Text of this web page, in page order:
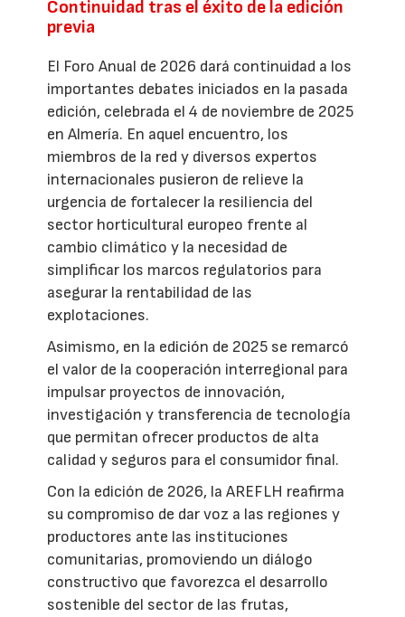
Continuidad tras el éxito de la edición
previa
El Foro Anual de 2026 dará continuidad a los
importantes debates iniciados en la pasada
edición, celebrada el 4 de noviembre de 2025
en Almería. En aquel encuentro, los
miembros de la red y diversos expertos
internacionales pusieron de relieve la
urgencia de fortalecer la resiliencia del
sector horticultural europeo frente al
cambio climático y la necesidad de
simplificar los marcos regulatorios para
asegurar la rentabilidad de las
explotaciones.
Asimismo, en la edición de 2025 se remarcó
el valor de la cooperación interregional para
impulsar proyectos de innovación,
investigación y transferencia de tecnología
que permitan ofrecer productos de alta
calidad y seguros para el consumidor final.
Con la edición de 2026, la AREFLH reafirma
su compromiso de dar voz a las regiones y
productores ante las instituciones
comunitarias, promoviendo un diálogo
constructivo que favorezca el desarrollo
sostenible del sector de las frutas,